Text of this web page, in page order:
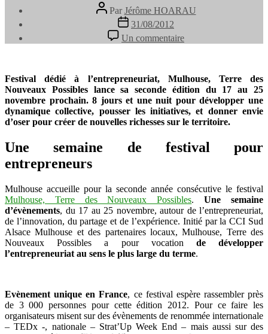
Auteur
de
l’article
Par Jérôme HOARAU
Date
de
l’article
31/08/2012
Un commentaire
Mulhouse,
Nouveaux
Possibles
:
festival
de
Festival dédié à l’entrepreneuriat, Mulhouse, Terre des
Nouveaux Possibles lance sa seconde édition du 17 au 25
novembre prochain. 8 jours et une nuit pour développer une
dynamique collective, pousser les initiatives, et donner envie
d’oser pour créer de nouvelles richesses sur le territoire.
Une semaine de festival pour
entrepreneurs
Mulhouse accueille pour la seconde année consécutive le festival
Mulhouse, Terre des Nouveaux Possibles.Une semaine
d’évènements, du 17 au 25 novembre, autour de l’entrepreneuriat,
de l’innovation, du partage et de l’expérience. Initié par la CCI Sud
Alsace Mulhouse et des partenaires locaux, Mulhouse, Terre des
Nouveaux Possibles a pour vocation de développer
l’entrepreneuriat au sens le plus large du terme.
Evènement unique en France, ce festival espère rassembler près
de 3 000 personnes pour cette édition 2012. Pour ce faire les
organisateurs misent sur des évènements de renommée internationale
– TEDx -, nationale – Strat’Up Week End – mais aussi sur des